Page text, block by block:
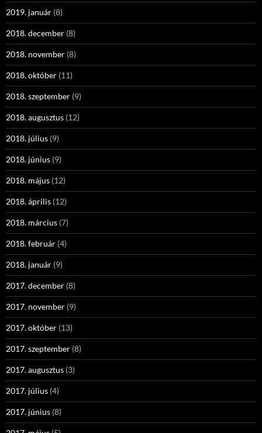
2019. január (8)
2018. december (8)
2018. november (8)
2018. október (11)
2018. szeptember (9)
2018. augusztus (12)
2018. július (9)
2018. június (9)
2018. május (12)
2018. április (12)
2018. március (7)
2018. február (4)
2018. január (9)
2017. december (8)
2017. november (9)
2017. október (13)
2017. szeptember (8)
2017. augusztus (3)
2017. július (4)
2017. június (8)